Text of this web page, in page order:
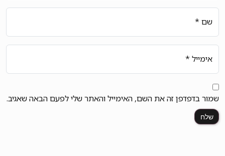
שם *
אימייל *
שמור בדפדפן זה את השם, האימייל והאתר שלי לפעם הבאה שאגיב.